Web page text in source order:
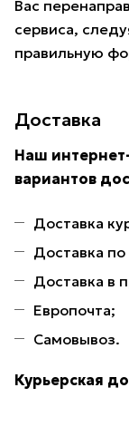
Вас
сервиса,
правильную
Доставка
Наш
вариантов
Доставка
Доставка
Доставка в
Европочта;
Самовывоз.
Курьерская